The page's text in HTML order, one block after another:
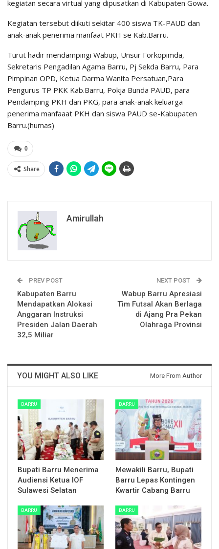
kegiatan secara virtual yang dipusatkan di Kabupaten Gowa.
Kegiatan tersebut diikuti sekitar 400 siswa TK-PAUD dan
anak-anak penerima manfaat PKH se Kab.Barru.
Turut hadir mendampingi Wabup, Unsur Forkopimda,
Sekretaris Pengadilan Agama Barru, Pj Sekda Barru, Para
Pimpinan OPD, Ketua Darma Wanita Persatuan,Para
Pengurus TP PKK Kab.Barru, Pokja Bunda PAUD, para
Pendamping PKH dan PKG, para anak-anak keluarga
penerima manfaaat PKH dan siswa PAUD se-Kabupaten
Barru.(humas)
0
Share
Amirullah
PREV POST
Kabupaten Barru
Mendapatkan Alokasi
Anggaran Instruksi
Presiden Jalan Daerah
32,5 Miliar
NEXT POST
Wabup Barru Apresiasi
Tim Futsal Akan Berlaga
di Ajang Pra Pekan
Olahraga Provinsi
YOU MIGHT ALSO LIKE More From Author
BARRU
Bupati Barru Menerima
Audiensi Ketua IOF
Sulawesi Selatan
BARRU
Mewakili Barru, Bupati
Barru Lepas Kontingen
Kwartir Cabang Barru
BARRU BARRU